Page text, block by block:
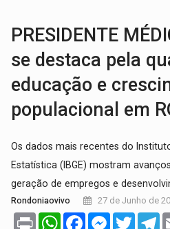
SOB
PRESIDENTE
se destaca pela
educação e
populacional em
Os dados mais recentes do
Estatística (IBGE) mostram
geração de empregos e
Rondoniaovivo 27 de Junho de
Print WhatsAppFacebookMessenger
Twitter